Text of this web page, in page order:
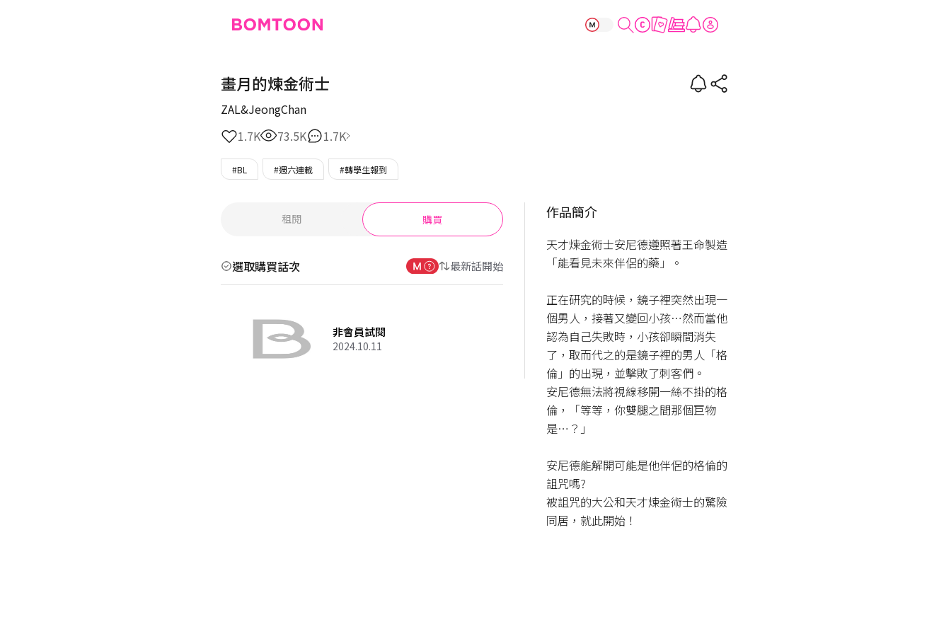
畫月的煉金術士
畫月的煉金術士
ZAL&JeongChan
1.7K
73.5K 1.7K
#BL #週六連載 #轉學生報到
租閱 購買
選取購買話次 最新話開始
非會員試閱
2024.10.11
作品簡介
天才煉金術士安尼德遵照著王命製造
「能看見未來伴侶的藥」。
正在研究的時候，鏡子裡突然出現一
個男人，接著又變回小孩…然而當他
認為自己失敗時，小孩卻瞬間消失
了，取而代之的是鏡子裡的男人「格
倫」的出現，並擊敗了刺客們。
安尼德無法將視線移開一絲不掛的格
倫，「等等，你雙腿之間那個巨物
是…？」
安尼德能解開可能是他伴侶的格倫的
詛咒嗎?
被詛咒的大公和天才煉金術士的驚險
同居，就此開始！